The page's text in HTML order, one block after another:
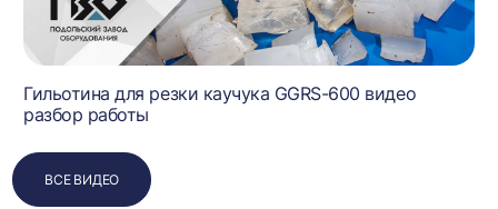
Гильотина для резки каучука GGRS-600 видео
разбор работы
ВСЕ ВИДЕО